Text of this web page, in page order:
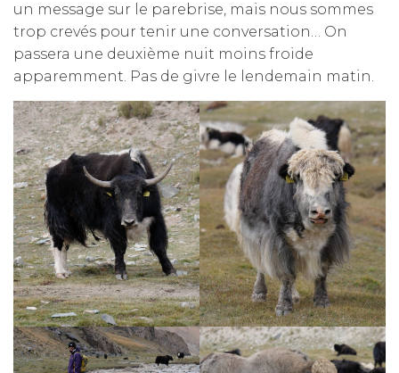
un message sur le parebrise, mais nous sommes
trop crevés pour tenir une conversation… On
passera une deuxième nuit moins froide
apparemment. Pas de givre le lendemain matin.